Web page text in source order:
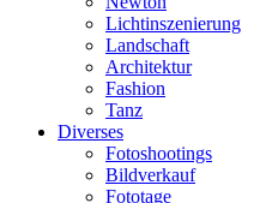
Lichtinszenierung
Landschaft
Architektur
Fashion
Tanz
Diverses
Fotoshootings
Bildverkauf
Fototage